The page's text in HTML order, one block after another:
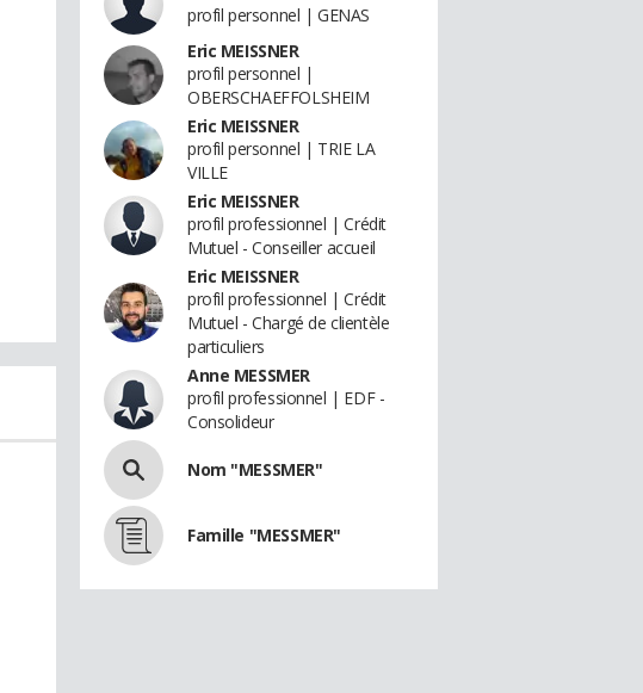
profil personnel | GENAS
Eric MEISSNER
profil personnel |
OBERSCHAEFFOLSHEIM
Eric MEISSNER
profil personnel | TRIE LA
VILLE
Eric MEISSNER
profil professionnel | Crédit
Mutuel - Conseiller accueil
Eric MEISSNER
profil professionnel | Crédit
Mutuel - Chargé de clientèle
particuliers
Anne MESSMER
profil professionnel | EDF -
Consolideur
Nom "MESSMER"
Famille "MESSMER"